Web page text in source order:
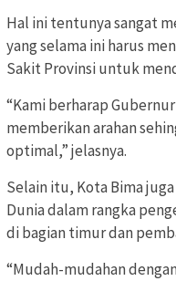
Hal ini tentunya sangat
yang selama ini harus
Sakit Provinsi untuk
“Kami berharap
memberikan arahan
optimal,” jelasnya.
Selain itu, Kota Bima
Dunia dalam rangka
di bagian timur dan
“Mudah-mudahan